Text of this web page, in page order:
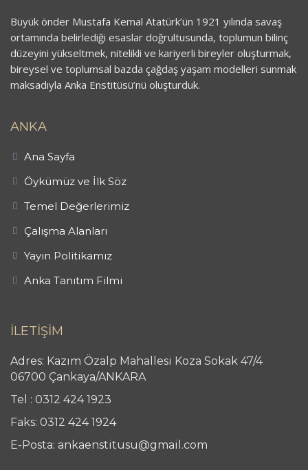
Büyük önder Mustafa Kemal Atatürk’ün 1921 yılında savaş
ortamında belirlediği esaslar doğrultusunda, toplumun bilinç
düzeyini yükseltmek, nitelikli ve kariyerli bireyler oluşturmak,
bireysel ve toplumsal bazda çağdaş yaşam modelleri sunmak
maksadıyla Anka Enstitüsü’nü oluşturduk.
ANKA
Ana Sayfa
Öykümüz ve İlk Söz
Temel Değerlerimiz
Çalışma Alanları
Yayın Politikamız
Anka Tanıtım Filmi
İLETİŞİM
Adres: Kazım Özalp Mahallesi Koza Sokak 47/4
06700 Çankaya/ANKARA
Tel : 0312 424 1923
Faks: 0312 424 1924
E-Posta: ankaenstitusu@gmail.com